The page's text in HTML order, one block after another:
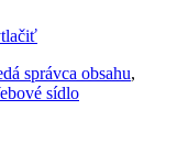
správca obsahu,
sídlo